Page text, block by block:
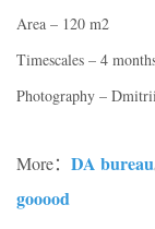
Area – 120 m2
Timescales – 4
Photography –
More： DA bureau
gooood